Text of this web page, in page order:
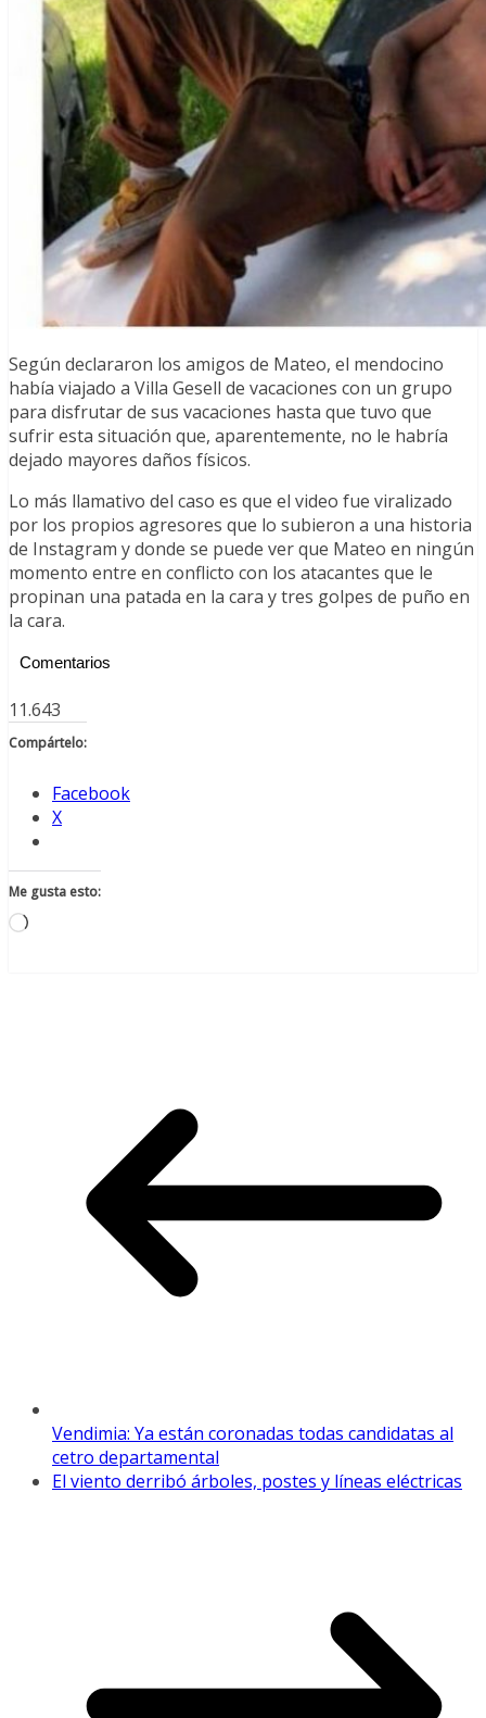
Según declararon los amigos de Mateo, el mendocino
había viajado a Villa Gesell de vacaciones con un grupo
para disfrutar de sus vacaciones hasta que tuvo que
sufrir esta situación que, aparentemente, no le habría
dejado mayores daños físicos.
Lo más llamativo del caso es que el video fue viralizado
por los propios agresores que lo subieron a una historia
de Instagram y donde se puede ver que Mateo en ningún
momento entre en conflicto con los atacantes que le
propinan una patada en la cara y tres golpes de puño en
la cara.
Comentarios
11.643
Compártelo:
Facebook
X
Me gusta esto:
Cargando...
Vendimia: Ya están coronadas todas candidatas al
cetro departamental
El viento derribó árboles, postes y líneas eléctricas